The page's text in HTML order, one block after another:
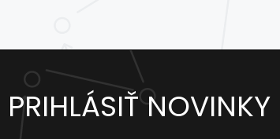
PRIHLÁSIŤ